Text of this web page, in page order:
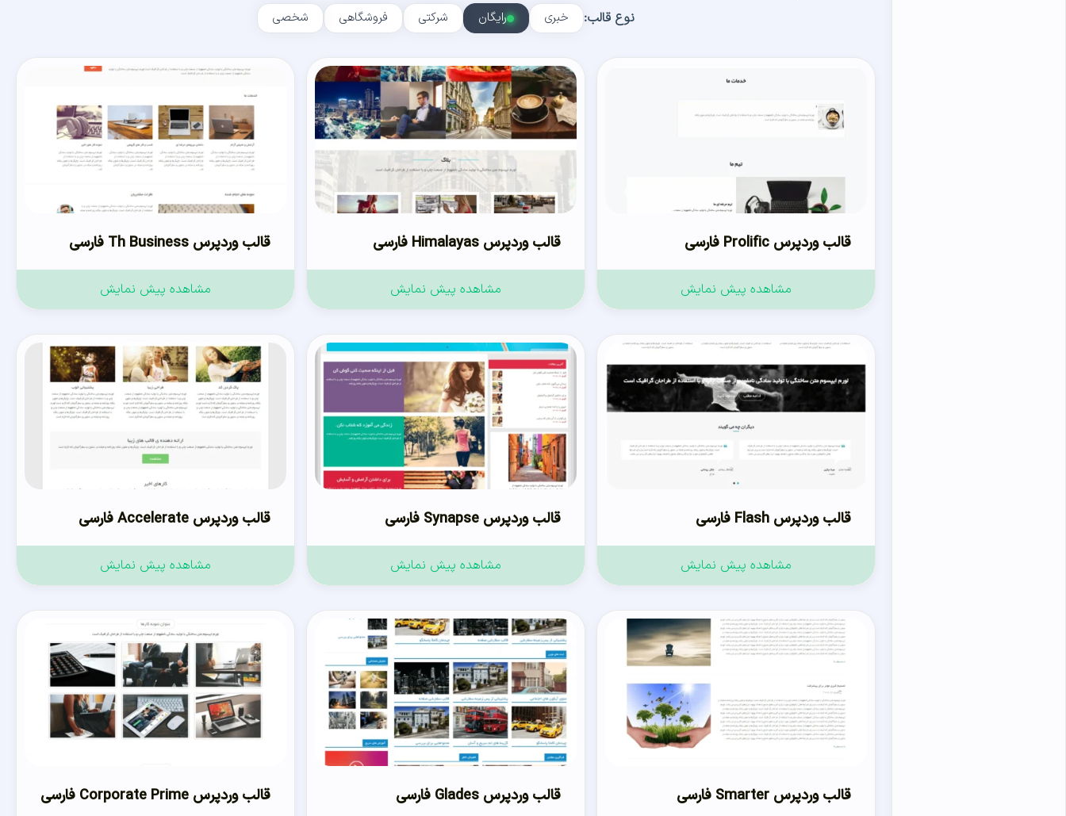
نوع قالب: خبری رایگان شرکتی فروشگاهی شخصی
قالب وردپرس Prolific فارسی
مشاهده پیش نمایش
قالب وردپرس Himalayas فارسی
مشاهده پیش نمایش
قالب وردپرس Th Business فارسی
مشاهده پیش نمایش
قالب وردپرس Flash فارسی
مشاهده پیش نمایش
قالب وردپرس Synapse فارسی
مشاهده پیش نمایش
قالب وردپرس Accelerate فارسی
مشاهده پیش نمایش
قالب وردپرس Smarter فارسی قالب وردپرس Glades فارسی قالب وردپرس Corporate Prime فارسی